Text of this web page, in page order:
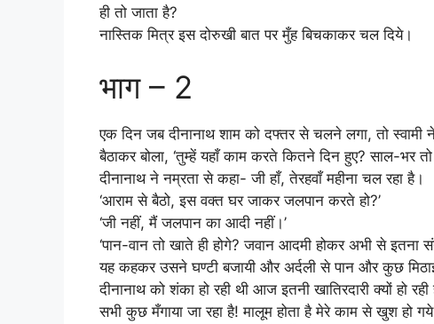
ही तो जाता है?
नास्तिक मित्र इस दोरुखी बात पर मुँह बिचकाकर चल दिये।
भाग – 2
एक दिन जब दीनानाथ शाम को दफ्तर से चलने लगा, तो
बैठाकर बोला, ‘तुम्हें यहाँ काम करते कितने दिन हुए? साल-भर तो
दीनानाथ ने नम्रता से कहा- जी हाँ, तेरहवाँ महीना चल रहा है।
‘आराम से बैठो, इस वक्त घर जाकर जलपान करते हो?’
‘जी नहीं, मैं जलपान का आदी नहीं।’
‘पान-वान तो खाते ही होगे? जवान आदमी होकर अभी से इतना
यह कहकर उसने घण्टी बजायी और अर्दली से पान और कुछ
दीनानाथ को शंका हो रही थी आज इतनी खातिरदारी क्यों हो
सभी कुछ मँगाया जा रहा है! मालूम होता है मेरे काम से खुश